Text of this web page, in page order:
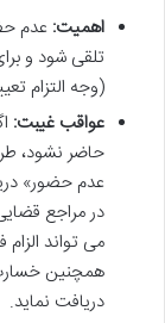
اهمیت: عدم
تلقی شود و
(وجه التزام
عواقب غیبت:
حاضر نشود،
عدم حضور»
در مراجع
می تواند الزام
همچنین خسارت
دریافت نماید.